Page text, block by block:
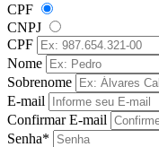
CPF
CNPJ
CPF
Nome
Sobrenome
E-mail
Confirmar E-mail
Senha*